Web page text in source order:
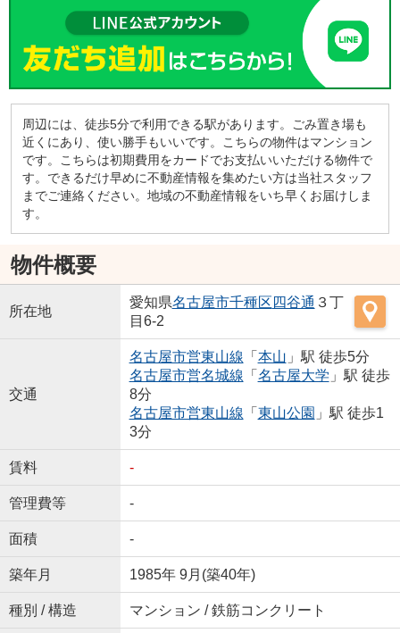
周辺には、徒歩5分で利用できる駅があります。ごみ置き場も
近くにあり、使い勝手もいいです。こちらの物件はマンション
です。こちらは初期費用をカードでお支払いいただける物件で
す。できるだけ早めに不動産情報を集めたい方は当社スタッフ
までご連絡ください。地域の不動産情報をいち早くお届けしま
す。
物件概要
所在地
愛知県名古屋市千種区 四谷通 ３丁
目6-2
交通
名古屋市営東山線 「 本山 」駅 徒歩5分
名古屋市営名城線 「 名古屋大学 」駅 徒歩
8分
名古屋市営東山線 「 東山公園 」駅 徒歩1
3分
賃料 -
管理費等 -
面積 -
築年月 1985年 9月(築40年)
種別 / 構造 マンション / 鉄筋コンクリート